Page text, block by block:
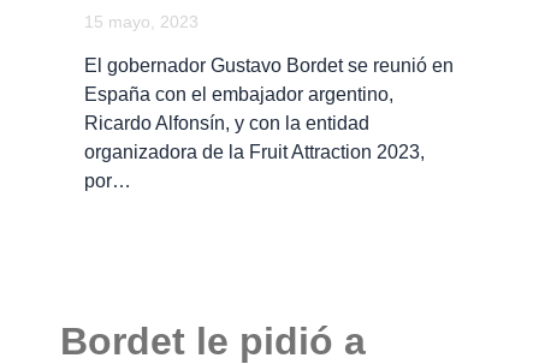
15 mayo, 2023
El gobernador Gustavo Bordet se reunió en
España con el embajador argentino,
Ricardo Alfonsín, y con la entidad
organizadora de la Fruit Attraction 2023,
por…
Bordet le pidió a